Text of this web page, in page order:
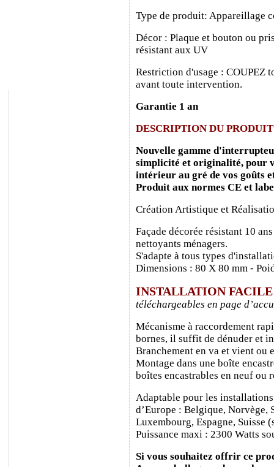
Type de produit: Appareillage
Décor : Plaque et bouton ou
résistant aux UV
Restriction d'usage : COUPEZ
avant toute intervention.
Garantie 1 an
DESCRIPTION DU PRODUIT
Nouvelle gamme
simplicité et originalité, pour
intérieur au gré de vos goûts
Produit aux normes CE et
Création Artistique et
Façade décorée résistant 10
nettoyants ménagers.
S'adapte à tous types
Dimensions : 80 X 80 mm -
INSTALLATION
téléchargeables en page
Mécanisme à raccordement
bornes, il suffit de dénuder et
Branchement en va et vient ou
Montage dans une boîte
boîtes encastrables en neuf ou
Adaptable pour les
d’Europe : Belgique, Norvège,
Luxembourg, Espagne, Suisse
Puissance maxi : 2300 Watts
Si vous souhaitez offrir ce